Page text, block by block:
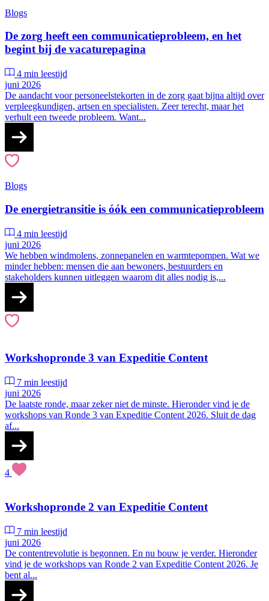
Blogs
De zorg heeft een communicatieprobleem, en het
begint bij de vacaturepagina
4 min leestijd
juni 2026
De aandacht voor personeelstekorten in de zorg gaat bijna altijd over
verpleegkundigen, artsen en specialisten. Zeer terecht, maar het
verhult een tweede probleem. Want...
Blogs
De energietransitie is óók een communicatieprobleem
4 min leestijd
juni 2026
We hebben windmolens, zonnepanelen en warmtepompen. Wat we
minder hebben: mensen die aan bewoners, bestuurders en
stakeholders kunnen uitleggen waarom dit alles nodig is,...
Workshopronde 3 van Expeditie Content
7 min leestijd
juni 2026
De laatste ronde, maar zeker niet de minste. Hieronder vind je de
workshops van Ronde 3 van Expeditie Content 2026. Sluit de dag
af...
4
Workshopronde 2 van Expeditie Content
7 min leestijd
juni 2026
De contentrevolutie is begonnen. En nu bouw je verder. Hieronder
vind je de workshops van Ronde 2 van Expeditie Content 2026. Je
bent al...